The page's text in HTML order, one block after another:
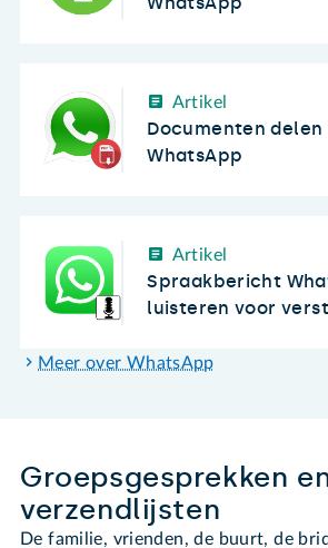
Artikel
Documenten delen
WhatsApp
Artikel
Spraakbericht
luisteren voor
Meer over WhatsApp
Groepsgesprekken
verzendlijsten
De familie, vrienden, de buurt, de